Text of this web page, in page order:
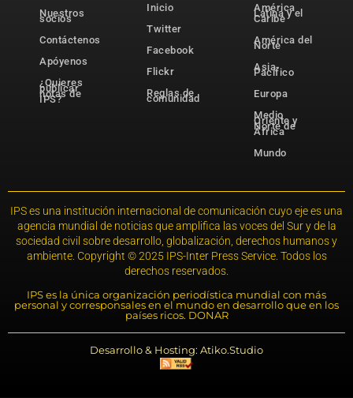
Nuestros
socios
Contáctenos
Apóyenos
¿Quieres
publicar
notas de
IPS?
Inicio
Twitter
Facebook
Flickr
Reglas de
comunidad
América
Latina y el
Caribe
América del
Norte
Asia-
Pacífico
Europa
Medio
Oriente y
Norte de
África
Mundo
IPS es una institución internacional de comunicación cuyo eje es una
agencia mundial de noticias que amplifica las voces del Sur y de la
sociedad civil sobre desarrollo, globalización, derechos humanos y
ambiente. Copyright © 2025 IPS-Inter Press Service. Todos los
derechos reservados.
IPS es la única organización periodística mundial con más
personal y corresponsales en el mundo en desarrollo que en los
países ricos. DONAR
Desarrollo & Hosting: Atiko.Studio